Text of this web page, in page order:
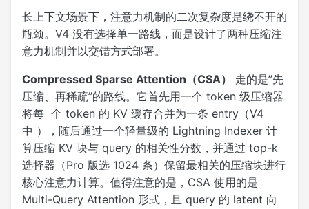
长上下文场景下，注意力机制的二次复杂度是绕不开的
瓶颈。V4 没有选择单一路线，而是设计了两种压缩注
意力机制并以交错方式部署。
Compressed Sparse Attention（CSA）
走的是”先
压缩、再稀疏”的路线。它首先用一个 token 级压缩器
将每 个 token 的 KV 缓存合并为一条 entry（V4
中 ），随后通过一个轻量级的 Lightning Indexer 计
算压缩 KV 块与 query 的相关性分数，并通过 top-k
选择器（Pro 版选 1024 条）保留最相关的压缩块进行
核心注意力计算。值得注意的是，CSA 使用的是
Multi-Query Attention 形式，且 query 的 latent 向